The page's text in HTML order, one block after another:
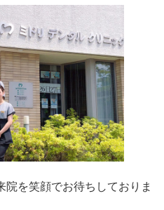
院を笑顔でお待ちしておりま